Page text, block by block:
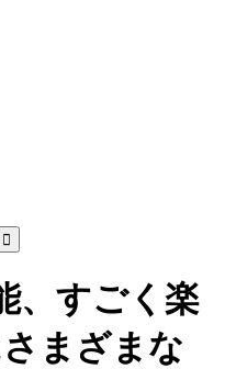
、すごく楽
まざまな